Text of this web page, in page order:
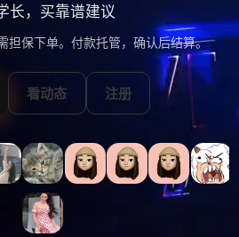
长，买靠谱建议
担保下单。付款托管，确认后结算。
看动态 注册